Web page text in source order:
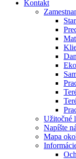
Kontakt
Užitočné
Napíšte
Mapa